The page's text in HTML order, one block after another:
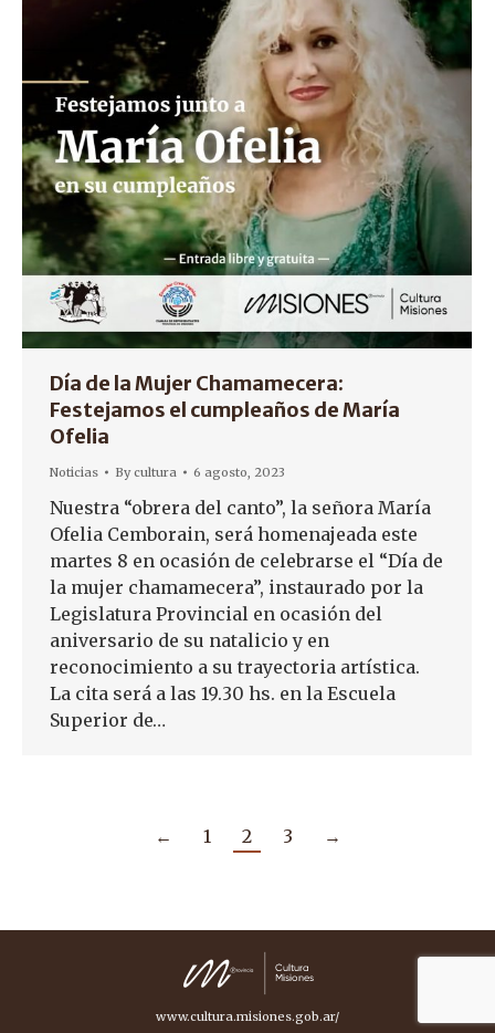
Día de la Mujer Chamamecera:
Festejamos el cumpleaños de María
Ofelia
Noticias Bycultura 6 agosto, 2023
Nuestra “obrera del canto”, la señora María
Ofelia Cemborain, será homenajeada este
martes 8 en ocasión de celebrarse el “Día de
la mujer chamamecera”, instaurado por la
Legislatura Provincial en ocasión del
aniversario de su natalicio y en
reconocimiento a su trayectoria artística.
La cita será a las 19.30 hs. en la Escuela
Superior de…
← 1 2 3 →
www.cultura.misiones.gob.ar/